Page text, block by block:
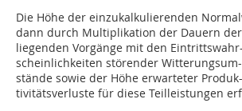
Die Höhe der einzukalkulierenden
dann durch Multiplikation der Dauern
liegenden Vorgänge mit den Eintrittswahr-
scheinlichkeiten störender Witterungsum-
stände sowie der Höhe erwarteter Produk-
tivitätsverluste für diese Teilleistungen